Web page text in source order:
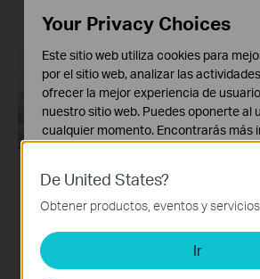
How to Set Up TP
Link Range Extender
via Web Browser
(RE230, etc.)
Link
via
De United States?
Obtener productos, eventos y servicios
Ir
Your Privacy Choices
Este sitio web utiliza cookies para
por el sitio web, analizar las
ofrecer la mejor experiencia de
nuestro sitio web. Puedes oponerte al
cualquier momento. Encontrarás más
Cookies Básicas
Estas cookies son necesarias para el
del sitio web y no pueden desactivarse
Cookies de Análisis y de Marketing
Las cookies de análisis nos permiten